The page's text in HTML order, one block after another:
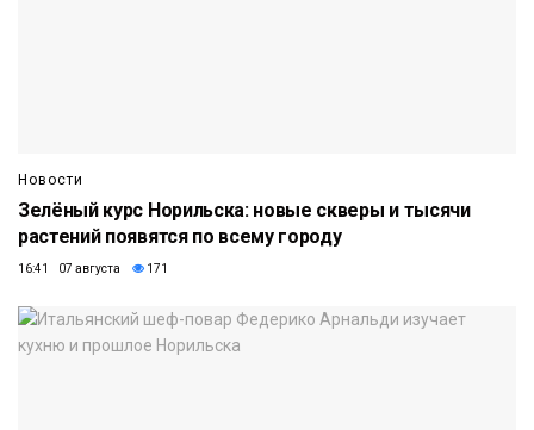
Новости
Зелёный курс Норильска: новые скверы и тысячи
растений появятся по всему городу
16:41 07 августа 171